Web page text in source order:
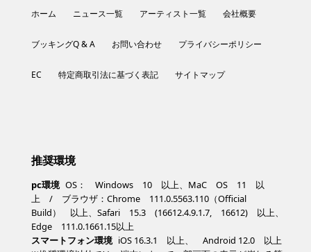
ホーム ニュース一覧 アーティスト一覧 会社概要
ブッキングQ & A お問い合わせ プライバシーポリシー
EC 特定商取引法に基づく表記 サイトマップ
推奨環境
pc環境 OS： Windows 10 以上、MaC OS 11 以
上 / ブラウザ：Chrome 111.0.5563.110（Official
Build） 以上、Safari 15.3 (16612.4.9.1.7, 16612) 以上、
Edge 111.0.1661.15以上
スマートフォン環境 iOS 16.3.1 以上、 Android 12.0 以上